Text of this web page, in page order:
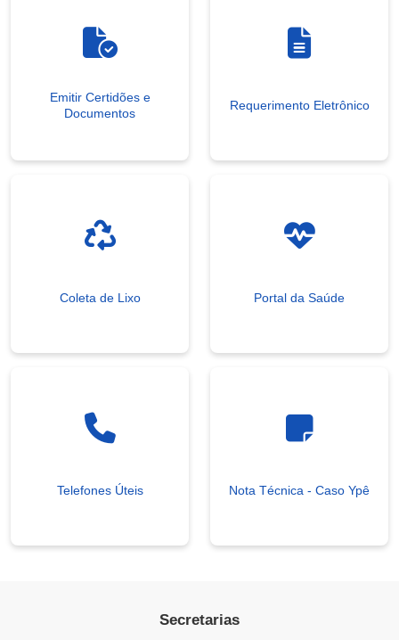
Emitir Certidões e
Documentos
Requerimento Eletrônico
Coleta de Lixo Portal da Saúde
Telefones Úteis Nota Técnica - Caso Ypê
Secretarias